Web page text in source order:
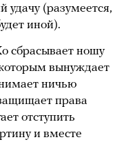
(разумеется,
иной).
сбрасывает ношу
вынуждает
ничью
права
отступить
и вместе